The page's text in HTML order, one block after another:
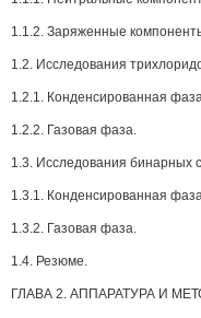
1.1.2. Заряженные
1.2. Исследования
1.2.1. Конденсированная
1.2.2. Газовая фаза.
1.3. Исследования бинарных
1.3.1. Конденсированная
1.3.2. Газовая фаза.
1.4. Резюме.
ГЛАВА 2. АППАРАТУРА И